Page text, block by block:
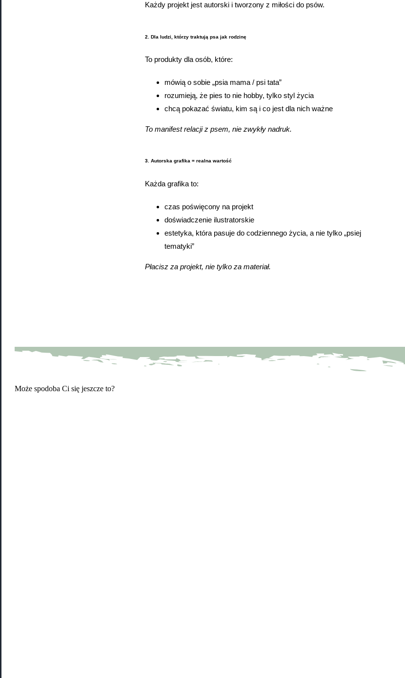
Każdy projekt jest autorski i tworzony z miłości do psów.
2. Dla ludzi, którzy traktują psa jak rodzinę
To produkty dla osób, które:
mówią o sobie „psia mama / psi tata”
rozumieją, że pies to nie hobby, tylko styl życia
chcą pokazać światu, kim są i co jest dla nich ważne
To manifest relacji z psem, nie zwykły nadruk.
3. Autorska grafika = realna wartość
Każda grafika to:
czas poświęcony na projekt
doświadczenie ilustratorskie
estetyka, która pasuje do codziennego życia, a nie tylko „psiej
tematyki”
Płacisz za projekt, nie tylko za materiał.
Może spodoba Ci się jeszcze to?